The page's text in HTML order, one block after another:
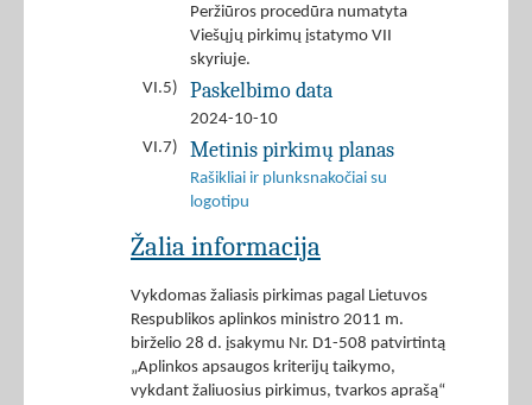
Peržiūros procedūra numatyta
Viešųjų pirkimų įstatymo VII
skyriuje.
VI.5)
Paskelbimo data
2024-10-10
VI.7)
Metinis pirkimų planas
Rašikliai ir plunksnakočiai su
logotipu
Žalia informacija
Vykdomas žaliasis pirkimas pagal Lietuvos
Respublikos aplinkos ministro 2011 m.
birželio 28 d. įsakymu Nr. D1-508 patvirtintą
„Aplinkos apsaugos kriterijų taikymo,
vykdant žaliuosius pirkimus, tvarkos aprašą“